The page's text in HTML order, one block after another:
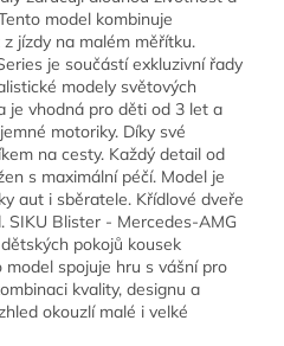
model kombinuje
jízdy na malém měřítku.
je součástí exkluzivní řady
modely světových
je vhodná pro děti od 3 let a
motoriky. Díky své
na cesty. Každý detail od
s maximální péčí. Model je
aut i sběratele. Křídlové dveře
SIKU Blister - Mercedes-AMG
pokojů kousek
spojuje hru s vášní pro
kvality, designu a
okouzlí malé i velké